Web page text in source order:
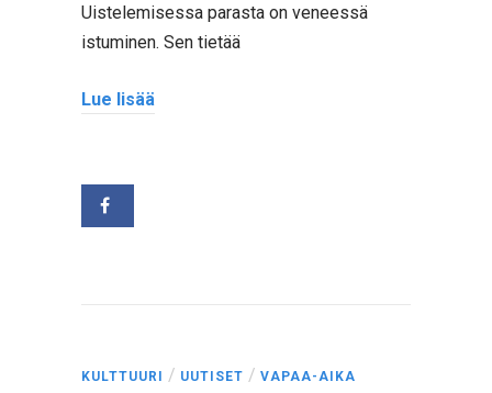
Uistelemisessa parasta on veneessä
istuminen. Sen tietää
Lue lisää
KULTTUURI / UUTISET / VAPAA-AIKA